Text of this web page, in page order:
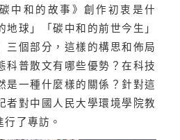
碳中和的故事》創作初衷是什
地球」「碳中和的前世今生」
三個部分，這樣的構思和佈局
科普散文有哪些優勢？在科技
是一種什麼樣的關係？針對這
者對中國人民大學環境學院教
了專訪。